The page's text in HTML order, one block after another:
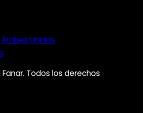
Unidos
Todos los derechos